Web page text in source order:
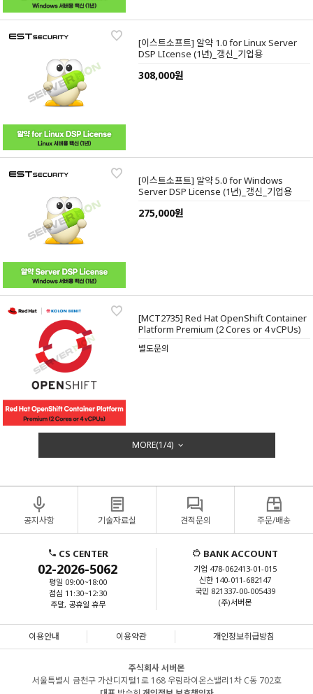
[이스트소프트] 알약 1.0 for Linux Server
DSP LIcense (1년)_갱신_기업용
308,000원
[이스트소프트] 알약 5.0 for Windows
Server DSP License (1년)_갱신_기업용
275,000원
[MCT2735] Red Hat OpenShift Container
Platform Premium (2 Cores or 4 vCPUs)
별도문의
MORE(1/4)
공지사항 기술자료실 견적문의 주문/배송
CS CENTER
02-2026-5062
평일 09:00~18:00
점심 11:30~12:30
주말, 공휴일 휴무
BANK ACCOUNT
기업 478-062413-01-015
신한 140-011-682147
국민 821337-00-005439
(주)서버몬
이용안내 이용약관 개인정보취급방침
주식회사 서버몬
서울특별시 금천구 가산디지털1로 168 우림라이온스밸리1차 C동 702호